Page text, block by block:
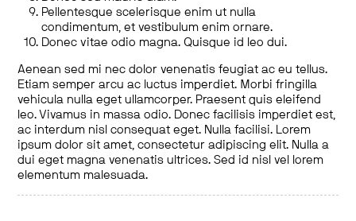
Pellentesque scelerisque enim ut nulla
condimentum, et vestibulum enim ornare.
Donec vitae odio magna. Quisque id leo dui.
Aenean sed mi nec dolor venenatis feugiat ac eu tellus.
Etiam semper arcu ac luctus imperdiet. Morbi fringilla
vehicula nulla eget ullamcorper. Praesent quis eleifend
leo. Vivamus in massa odio. Donec facilisis imperdiet est,
ac interdum nisl consequat eget. Nulla facilisi. Lorem
ipsum dolor sit amet, consectetur adipiscing elit. Nulla a
dui eget magna venenatis ultrices. Sed id nisl vel lorem
elementum malesuada.